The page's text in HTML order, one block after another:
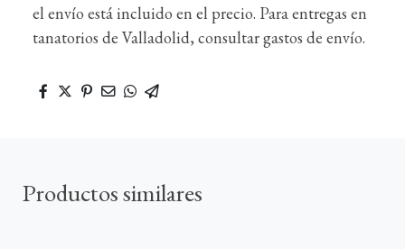
el envío está incluido en el precio. Para entregas en
tanatorios de Valladolid, consultar gastos de envío.
Productos similares